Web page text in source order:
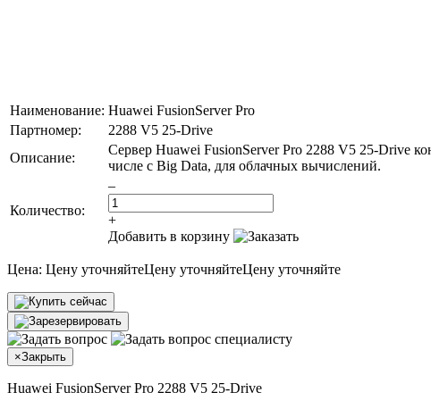
Наименование: Huawei FusionServer Pro
Партномер:
2288 V5 25-Drive
Описание:
Сервер Huawei FusionServer Pro 2288 V5 25-Drive
числе с Big Data, для облачных вычислений.
Количество:
–
+
Добавить в корзину
Цена: Цену уточняйтеЦену уточняйтеЦену уточняйте
×Закрыть
Huawei FusionServer Pro 2288 V5 25-Drive